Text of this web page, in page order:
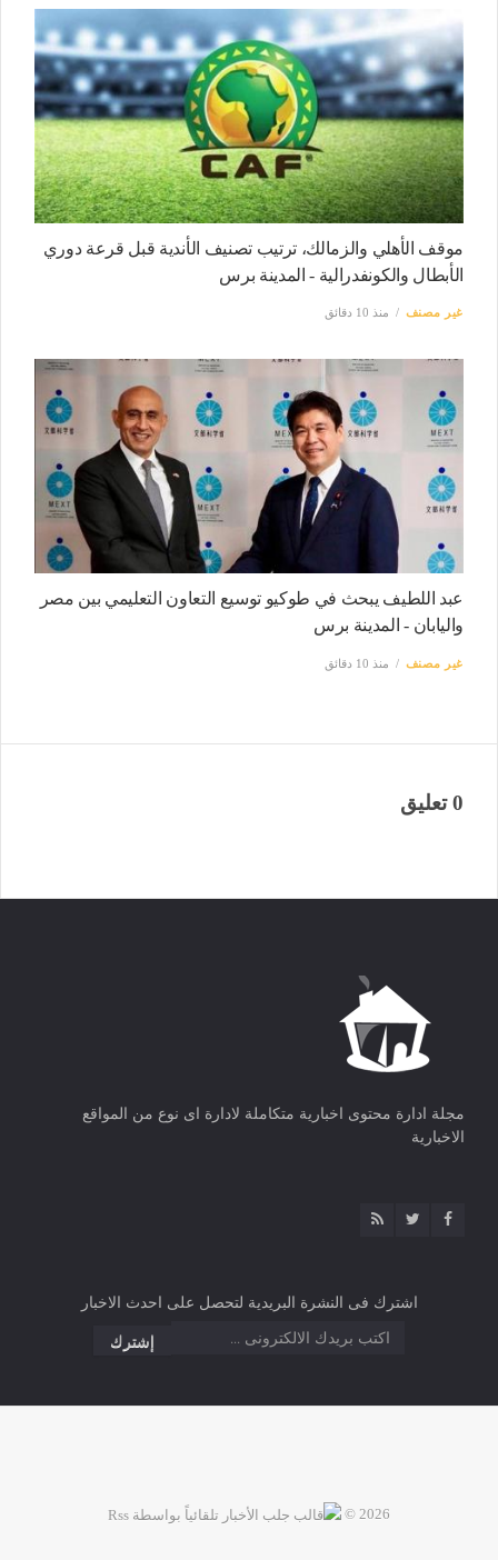
موقف الأهلي والزمالك، ترتيب تصنيف الأندية قبل قرعة دوري
الأبطال والكونفدرالية - المدينة برس
غير مصنف منذ 10 دقائق
عبد اللطيف يبحث في طوكيو توسيع التعاون التعليمي بين مصر
واليابان - المدينة برس
غير مصنف منذ 10 دقائق
0 تعليق
مجلة ادارة محتوى اخبارية متكاملة لادارة اى نوع من المواقع
الاخبارية
اشترك فى النشرة البريدية لتحصل على احدث الاخبار
2026 ©